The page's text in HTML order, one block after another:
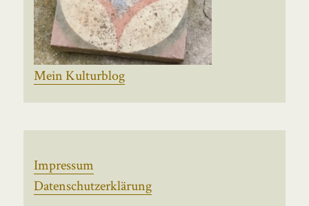
Mein Kulturblog
Impressum
Datenschutzerklärung